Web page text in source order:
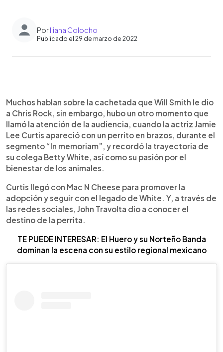
PorIliana Colocho
Publicado el 29 de marzo de 2022
► Escuchar artículo
Muchos hablan sobre la cachetada que Will Smith le dio
a Chris Rock, sin embargo, hubo un otro momento que
llamó la atención de la audiencia, cuando la actriz Jamie
Lee Curtis apareció con un perrito en brazos, durante el
segmento “In memoriam”, y recordó la trayectoria de
su colega Betty White, así como su pasión por el
bienestar de los animales.
Curtis llegó con Mac N Cheese para promover la
adopción y seguir con el legado de White. Y, a través de
las redes sociales, John Travolta dio a conocer el
destino de la perrita.
TE PUEDE INTERESAR: El Huero y su Norteño Banda
dominan la escena con su estilo regional mexicano